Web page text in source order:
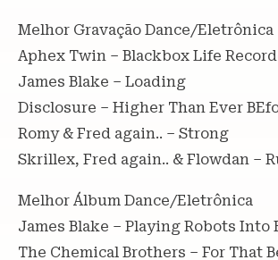
Melhor Gravação Dance/Eletrônica
Aphex Twin – Blackbox Life
James Blake – Loading
Disclosure – Higher Than Ever
Romy & Fred again.. – Strong
Skrillex, Fred again.. & Flowdan –
Melhor Álbum Dance/Eletrônica
James Blake – Playing Robots Into
The Chemical Brothers – For That